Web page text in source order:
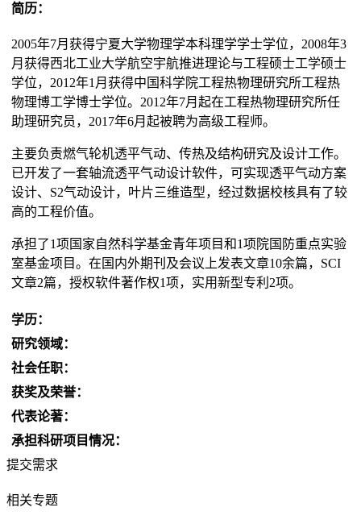
简历：
2005年7月获得宁夏大学物理学本科理学学士学位，2008年3
月获得西北工业大学航空宇航推进理论与工程硕士工学硕士
学位，2012年1月获得中国科学院工程热物理研究所工程热
物理博工学博士学位。2012年7月起在工程热物理研究所任
助理研究员，2017年6月起被聘为高级工程师。
主要负责燃气轮机透平气动、传热及结构研究及设计工作。
已开发了一套轴流透平气动设计软件，可实现透平气动方案
设计、S2气动设计，叶片三维造型，经过数据校核具有了较
高的工程价值。
承担了1项国家自然科学基金青年项目和1项院国防重点实验
室基金项目。在国内外期刊及会议上发表文章10余篇，SCI
文章2篇，授权软件著作权1项，实用新型专利2项。
学历：
研究领域：
社会任职：
获奖及荣誉：
代表论著：
承担科研项目情况：
提交需求
相关专题